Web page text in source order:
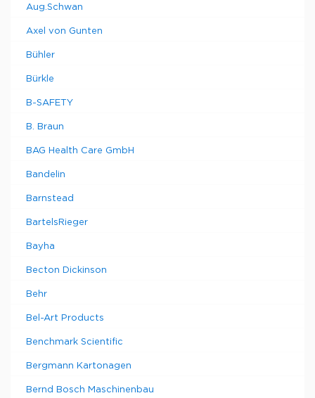
Aug.Schwan
Axel von Gunten
Bühler
Bürkle
B-SAFETY
B. Braun
BAG Health Care GmbH
Bandelin
Barnstead
BartelsRieger
Bayha
Becton Dickinson
Behr
Bel-Art Products
Benchmark Scientific
Bergmann Kartonagen
Bernd Bosch Maschinenbau